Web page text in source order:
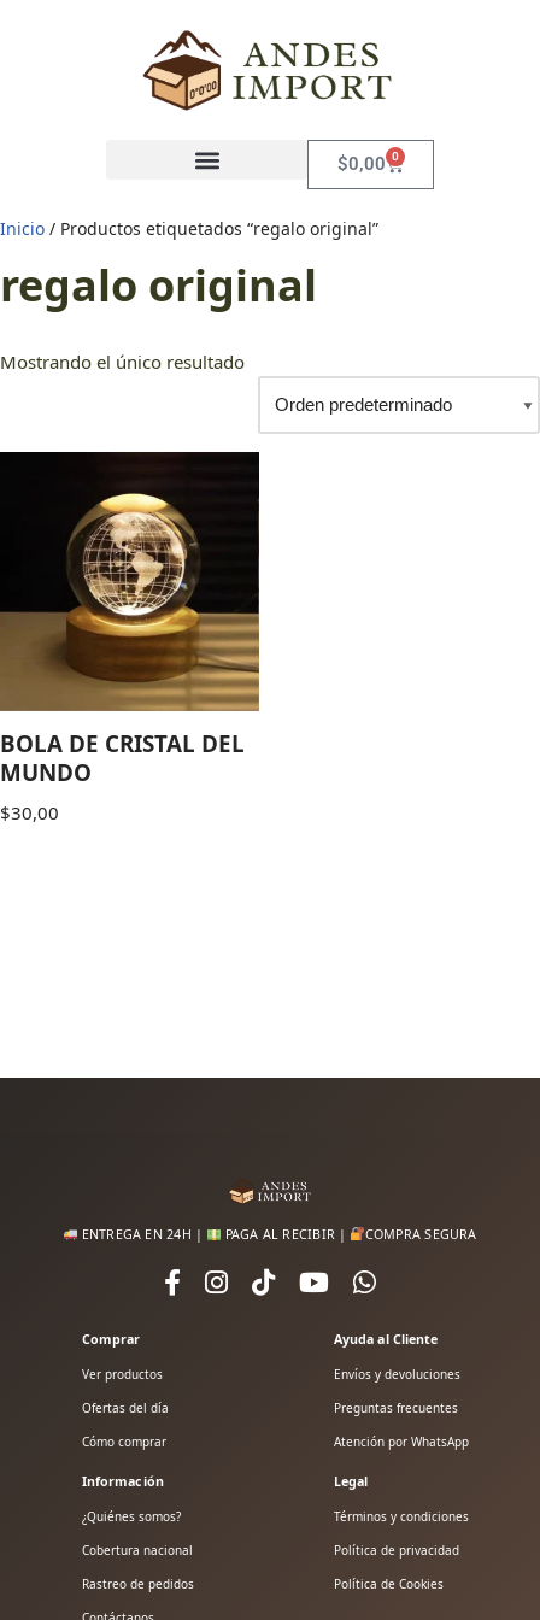
$0,00 0
Inicio / Productos etiquetados “regalo original”
regalo original
Mostrando el único resultado
BOLA DE CRISTAL DEL
MUNDO
$30,00
ENTREGA EN 24H | PAGA AL RECIBIR | COMPRA SEGURA
Comprar
Ver productos
Ofertas del día
Cómo comprar
Ayuda al Cliente
Envíos y devoluciones
Preguntas frecuentes
Atención por WhatsApp
Información
¿Quiénes somos?
Cobertura nacional
Rastreo de pedidos
Legal
Términos y condiciones
Política de privacidad
Política de Cookies